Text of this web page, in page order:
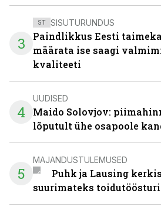
3
ST SISUTURUNDUS
Paindlikkus Eesti
määrata ise saagi
kvaliteeti
4
UUDISED
Maido Solovjov:
lõputult ühe osapoole
5
MAJANDUSTULEMUSED
Puhk ja Lausing
suurimateks